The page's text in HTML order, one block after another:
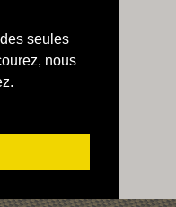
seules
nous